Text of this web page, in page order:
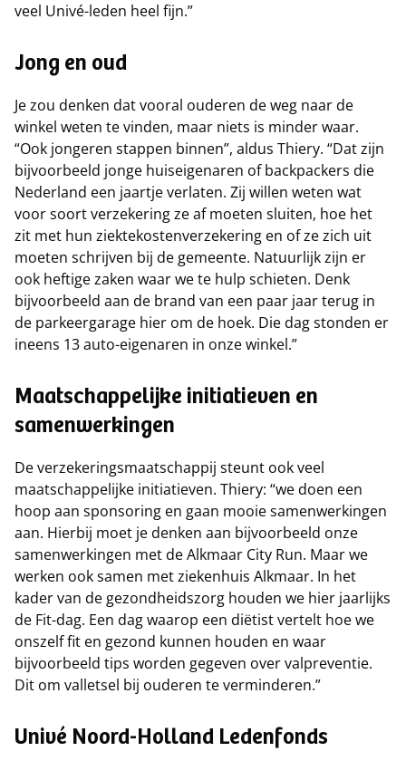
veel Univé-leden heel fijn.”
Jong en oud
Je zou denken dat vooral ouderen de weg naar de
winkel weten te vinden, maar niets is minder waar.
“Ook jongeren stappen binnen”, aldus Thiery. “Dat zijn
bijvoorbeeld jonge huiseigenaren of backpackers die
Nederland een jaartje verlaten. Zij willen weten wat
voor soort verzekering ze af moeten sluiten, hoe het
zit met hun ziektekostenverzekering en of ze zich uit
moeten schrijven bij de gemeente. Natuurlijk zijn er
ook heftige zaken waar we te hulp schieten. Denk
bijvoorbeeld aan de brand van een paar jaar terug in
de parkeergarage hier om de hoek. Die dag stonden er
ineens 13 auto-eigenaren in onze winkel.”
Maatschappelijke initiatieven en
samenwerkingen
De verzekeringsmaatschappij steunt ook veel
maatschappelijke initiatieven. Thiery: “we doen een
hoop aan sponsoring en gaan mooie samenwerkingen
aan. Hierbij moet je denken aan bijvoorbeeld onze
samenwerkingen met de Alkmaar City Run. Maar we
werken ook samen met ziekenhuis Alkmaar. In het
kader van de gezondheidszorg houden we hier jaarlijks
de Fit-dag. Een dag waarop een diëtist vertelt hoe we
onszelf fit en gezond kunnen houden en waar
bijvoorbeeld tips worden gegeven over valpreventie.
Dit om valletsel bij ouderen te verminderen.”
Univé Noord-Holland Ledenfonds